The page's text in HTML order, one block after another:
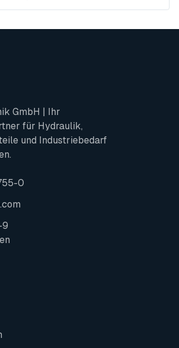
GmbH | Ihr
für Hydraulik,
und Industriebedarf
0
9